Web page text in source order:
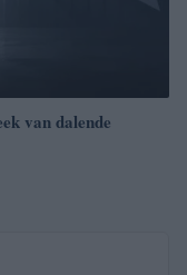
van dalende